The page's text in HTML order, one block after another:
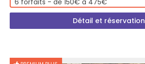
6 forfaits - de 150€ à 475€
Détail et réservation